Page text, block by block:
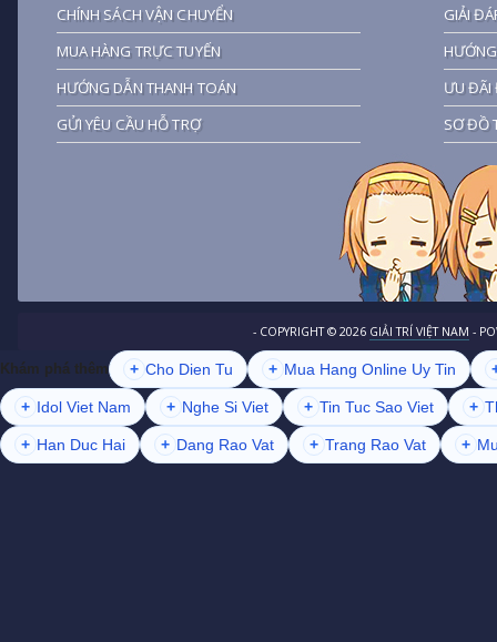
CHÍNH SÁCH VẬN CHUYỂN
MUA HÀNG TRỰC TUYẾN
HƯỚNG DẪN THANH TOÁN
GỬI YÊU CẦU HỖ TRỢ
GIẢI
ƯU ĐÃI
SƠ ĐỒ
- COPYRIGHT © 2026 GIẢI TRÍ VIỆT NAM -
Khám phá thêm + Cho Dien Tu + Mua Hang Online Uy Tin
+ Idol Viet Nam + Nghe Si Viet + Tin Tuc Sao Viet +
+ Han Duc Hai + Dang Rao Vat + Trang Rao Vat +